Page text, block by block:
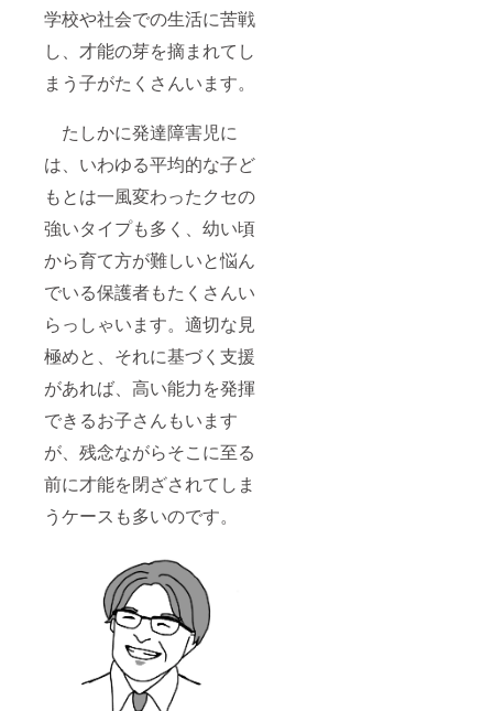
学校や社会での生活に苦戦
し、才能の芽を摘まれてし
まう子がたくさんいます。
たしかに発達障害児に
は、いわゆる平均的な子ど
もとは一風変わったクセの
強いタイプも多く、幼い頃
から育て方が難しいと悩ん
でいる保護者もたくさんい
らっしゃいます。適切な見
極めと、それに基づく支援
があれば、高い能力を発揮
できるお子さんもいます
が、残念ながらそこに至る
前に才能を閉ざされてしま
うケースも多いのです。